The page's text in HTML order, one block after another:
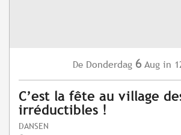
De Donderdag 6 Aug in
C’est la fête au village
irréductibles !
DANSEN